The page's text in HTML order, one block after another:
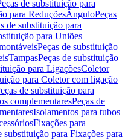
de substituição para
para ReduçõesÂnguloPeças
de substituição para
para Uniões
Peças de substituição
TampasPeças de substituição
para LigaçõesColetor
para Coletor com ligação
de substituição para
complementaresPeças de
Isolamentos para tubos
Fixações para
substituição para Fixações para